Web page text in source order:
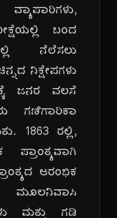
ವ್ಯಾಪಾರಿಗಳು,
ಬಂದ
ನೆಲೆಸಲು
ನಿಕ್ಷೇಪಗಳು
ಜನರ ವಲಸೆ
ಗಣಿಗಾರಿಕಾ
1863 ರಲ್ಲಿ,
ಪ್ರಾಂತ್ಯವಾಗಿ
ಆರಂಭಿಕ
ಮೂಲನಿವಾಸಿ
ಮತ್ತು ಗಡಿ